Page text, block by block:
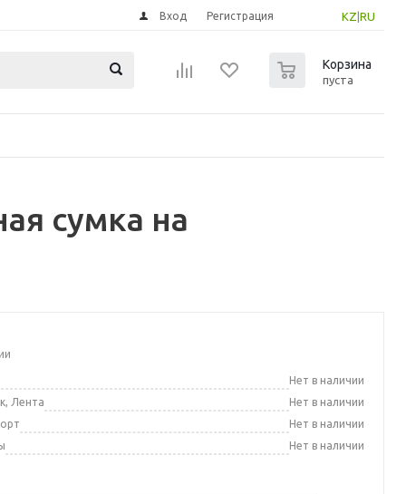
KZ RU
Вход Регистрация
Корзина
пуста
сумка на
Нет в наличии
Лента
Нет в наличии
Нет в наличии
Нет в наличии